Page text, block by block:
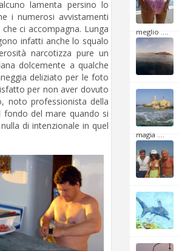
lamenta persino lo
i numerosi avvistamenti
ci accompagna. Lunga
infatti anche lo squalo
narcotizza pure un
dolcemente a qualche
deliziato per le foto
per non aver dovuto
noto professionista della
fondo del mare quando si
di intenzionale in quel
meglio ....
magia ....